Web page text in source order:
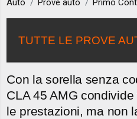
Auto Prove auto Primo
TUTTE LE PROVE
Con la sorella senza
CLA 45 AMG
le prestazioni, ma non